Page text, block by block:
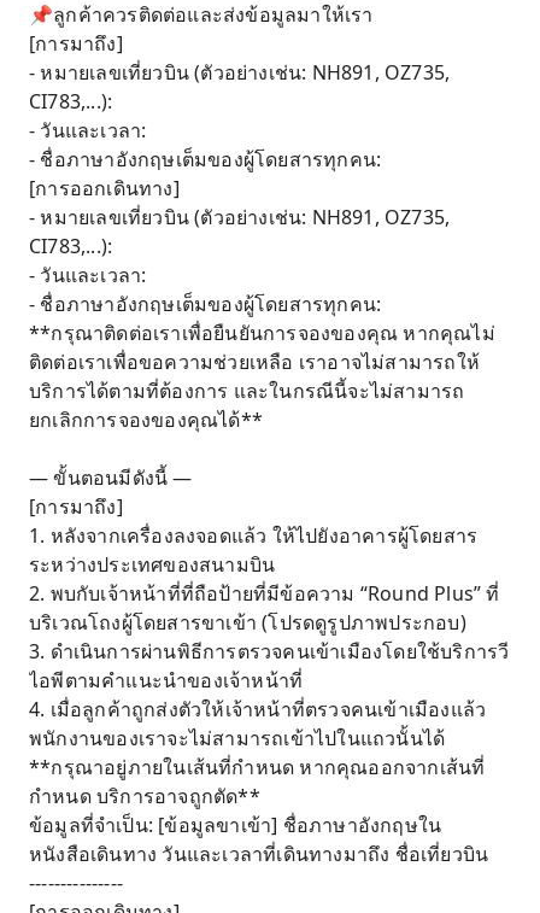
📌ลูกค้าควรติดต่อและส่งข้อมูลมาให้เรา
[การมาถึง]
- หมายเลขเที่ยวบิน (ตัวอย่างเช่น: NH891, OZ735,
CI783,...):
- วันและเวลา:
- ชื่อภาษาอังกฤษเต็มของผู้โดยสารทุกคน:
[การออกเดินทาง]
- หมายเลขเที่ยวบิน (ตัวอย่างเช่น: NH891, OZ735,
CI783,...):
- วันและเวลา:
- ชื่อภาษาอังกฤษเต็มของผู้โดยสารทุกคน:
**กรุณาติดต่อเราเพื่อยืนยันการจองของคุณ หากคุณไม่
ติดต่อเราเพื่อขอความช่วยเหลือ เราอาจไม่สามารถให้
บริการได้ตามที่ต้องการ และในกรณีนี้จะไม่สามารถ
ยกเลิกการจองของคุณได้**
— ขั้นตอนมีดังนี้ —
[การมาถึง]
1. หลังจากเครื่องลงจอดแล้ว ให้ไปยังอาคารผู้โดยสาร
ระหว่างประเทศของสนามบิน
2. พบกับเจ้าหน้าที่ที่ถือป้ายที่มีข้อความ “Round Plus” ที่
บริเวณโถงผู้โดยสารขาเข้า (โปรดดูรูปภาพประกอบ)
3. ดำเนินการผ่านพิธีการตรวจคนเข้าเมืองโดยใช้บริการวี
ไอพีตามคำแนะนำของเจ้าหน้าที่
4. เมื่อลูกค้าถูกส่งตัวให้เจ้าหน้าที่ตรวจคนเข้าเมืองแล้ว
พนักงานของเราจะไม่สามารถเข้าไปในแถวนั้นได้
**กรุณาอยู่ภายในเส้นที่กำหนด หากคุณออกจากเส้นที่
กำหนด บริการอาจถูกตัด**
ข้อมูลที่จำเป็น: [ข้อมูลขาเข้า] ชื่อภาษาอังกฤษใน
หนังสือเดินทาง วันและเวลาที่เดินทางมาถึง ชื่อเที่ยวบิน
---------------